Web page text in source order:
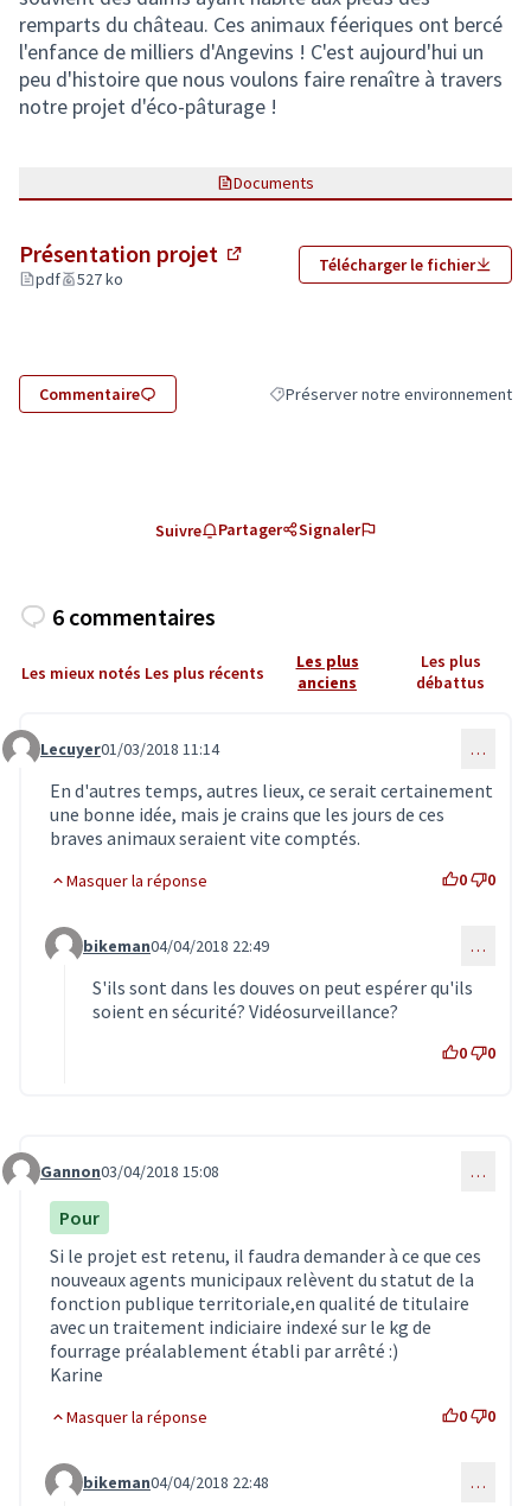
remparts du château. Ces animaux féeriques ont bercé
l'enfance de milliers d'Angevins ! C'est aujourd'hui un
peu d'histoire que nous voulons faire renaître à travers
notre projet d'éco-pâturage !
Documents
Présentation projet
(Lien externe)
pdf 527 ko
Télécharger le fichier
Commentaire Filtrer les résultats de la catégorie
Préserver notre environnement
Suivre Partager Signaler
6 commentaires
Les mieux notés Les plus récents
Les plus
anciens
Les plus
débattus
Commentaire 235
Lecuyer01/03/2018 11:14 …
En d'autres temps, autres lieux, ce serait certainement
une bonne idée, mais je crains que les jours de ces
braves animaux seraient vite comptés.
Masquer la réponse 0 0
Commentaire 463 (réponse au commentaire 235)
bikeman04/04/2018 22:49 …
S'ils sont dans les douves on peut espérer qu'ils
soient en sécurité? Vidéosurveillance?
0 0
Commentaire 417
Gannon03/04/2018 15:08 …
Pour
Si le projet est retenu, il faudra demander à ce que ces
nouveaux agents municipaux relèvent du statut de la
fonction publique territoriale,en qualité de titulaire
avec un traitement indiciaire indexé sur le kg de
fourrage préalablement établi par arrêté :)
Karine
Masquer la réponse 0 0
Commentaire 462 (réponse au commentaire 417)
bikeman04/04/2018 22:48 …